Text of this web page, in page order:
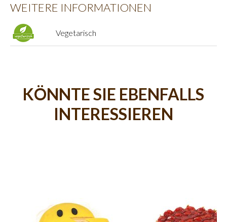
WEITERE INFORMATIONEN
Vegetarisch
KÖNNTE SIE EBENFALLS
INTERESSIEREN